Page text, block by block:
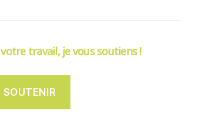
votre travail, je vous soutiens !
SOUTENIR